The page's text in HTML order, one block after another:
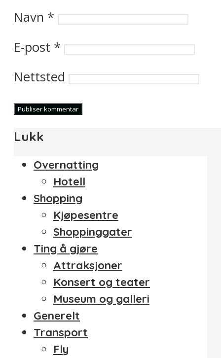
Navn *
E-post *
Nettsted
Lukk
Overnatting
Hotell
Shopping
Kjøpesentre
Shoppinggater
Ting å gjøre
Attraksjoner
Konsert og teater
Museum og galleri
Generelt
Transport
Fly